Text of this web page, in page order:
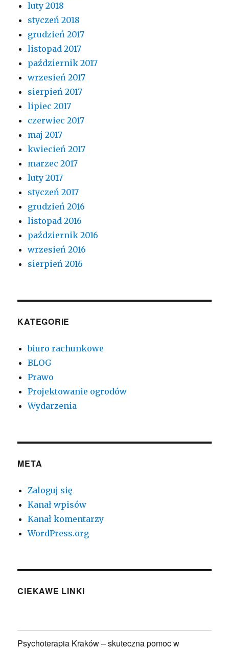
luty 2018
styczeń 2018
grudzień 2017
listopad 2017
październik 2017
wrzesień 2017
sierpień 2017
lipiec 2017
czerwiec 2017
maj 2017
kwiecień 2017
marzec 2017
luty 2017
styczeń 2017
grudzień 2016
listopad 2016
październik 2016
wrzesień 2016
sierpień 2016
KATEGORIE
biuro rachunkowe
BLOG
Prawo
Projektowanie ogrodów
Wydarzenia
META
Zaloguj się
Kanał wpisów
Kanał komentarzy
WordPress.org
CIEKAWE LINKI
Psychoterapia Kraków – skuteczna pomoc w